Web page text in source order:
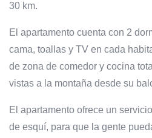
30 km.
El apartamento cuenta con 2
cama, toallas y TV en cada
de zona de comedor y cocina
vistas a la montaña desde su
El apartamento ofrece un
de esquí, para que la gente